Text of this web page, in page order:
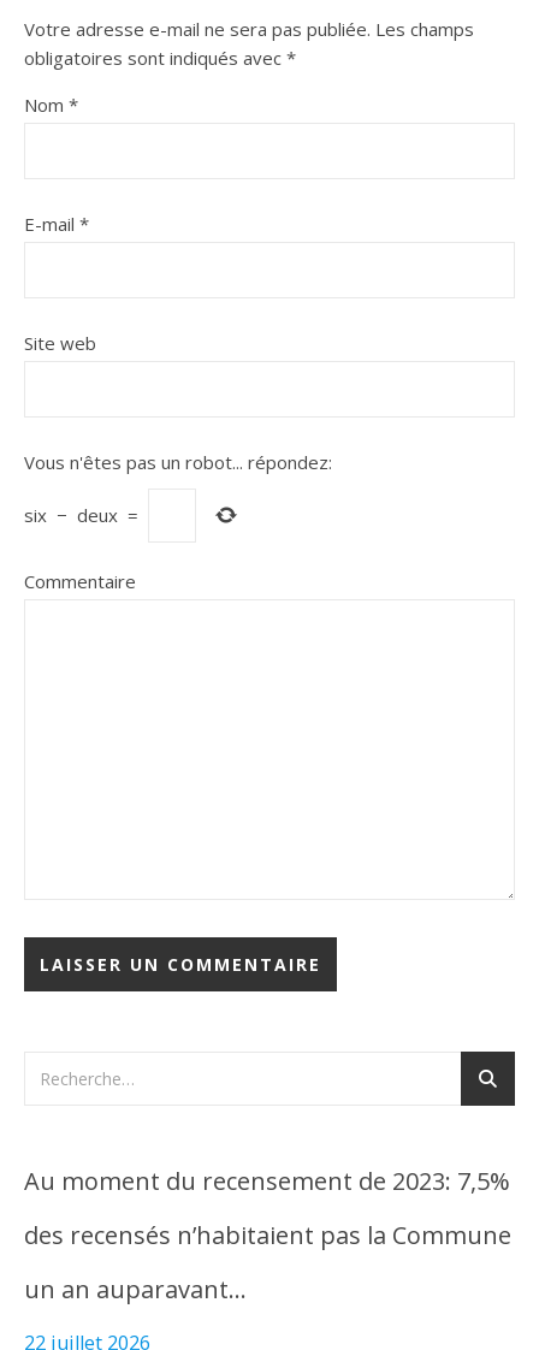
Votre adresse e-mail ne sera pas publiée. Les champs
obligatoires sont indiqués avec *
Nom *
E-mail *
Site web
Vous n'êtes pas un robot... répondez:
six − deux =
Commentaire
Au moment du recensement de 2023: 7,5%
des recensés n’habitaient pas la Commune
un an auparavant…
22 juillet 2026